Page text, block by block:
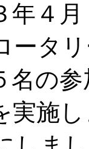
４月
ータ
名の
実施